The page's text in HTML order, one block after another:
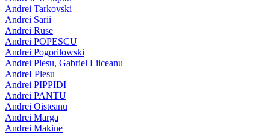
Andrei Tarkovski
Andrei Sarii
Andrei Ruse
Andrei POPESCU
Andrei Pogorilowski
Andrei Plesu, Gabriel Liiceanu
AndreI Plesu
Andrei PIPPIDI
Andrei PANTU
Andrei Oisteanu
Andrei Marga
Andrei Makine